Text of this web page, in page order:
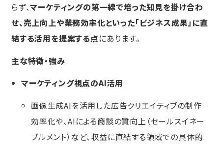
らず、マーケティングの第一線で培った知見を掛け合わ
せ、売上向上や業務効率化といった「ビジネス成果」に直
結する活用を提案する点にあります。
主な特徴・強み
マーケティング視点のAI活用
画像生成AIを活用した広告クリエイティブの制作
効率化や、AIによる商談の質向上（セールスイネー
ブルメント）など、収益に直結する領域での具体的